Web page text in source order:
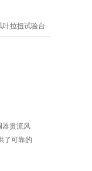
叶拉扭试验台
器贯流风
了可靠的